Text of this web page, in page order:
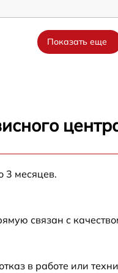
Показать еще
3 месяцев.
связан с
в работе или